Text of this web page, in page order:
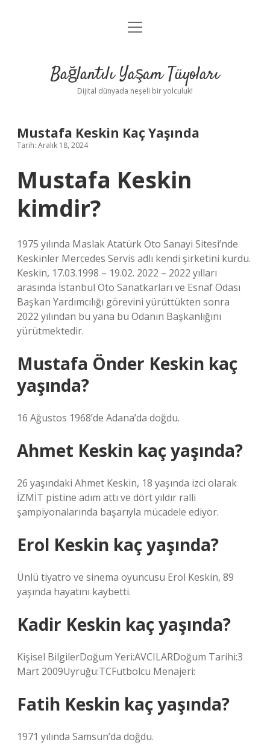
Anasayfa
Yasal Uyarı
menüyü
Bağlantılı Yaşam Tüyoları
Dijital dünyada neşeli bir yolculuk!
Mustafa Keskin Kaç Yaşında
Tarih: Aralık 18, 2024
Mustafa Keskin
kimdir?
1975 yılında Maslak Atatürk Oto Sanayi Sitesi’nde
Keskinler Mercedes Servis adlı kendi şirketini kurdu.
Keskin, 17.03.1998 – 19.02. 2022 – 2022 yılları
arasında İstanbul Oto Sanatkarları ve Esnaf Odası
Başkan Yardımcılığı görevini yürüttükten sonra
2022 yılından bu yana bu Odanın Başkanlığını
yürütmektedir.
Mustafa Önder Keskin kaç
yaşında?
16 Ağustos 1968’de Adana’da doğdu.
Ahmet Keskin kaç yaşında?
26 yaşındaki Ahmet Keskin, 18 yaşında izci olarak
İZMİT pistine adım attı ve dört yıldır ralli
şampiyonalarında başarıyla mücadele ediyor.
Erol Keskin kaç yaşında?
Ünlü tiyatro ve sinema oyuncusu Erol Keskin, 89
yaşında hayatını kaybetti.
Kadir Keskin kaç yaşında?
Kişisel BilgilerDoğum Yeri:AVCILARDoğum Tarihi:3
Mart 2009Uyruğu:TCFutbolcu Menajeri:
Fatih Keskin kaç yaşında?
1971 yılında Samsun’da doğdu.